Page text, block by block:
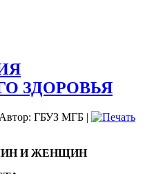
ЗДОРОВЬЯ
Автор: ГБУЗ МГБ |
И ЖЕНЩИН